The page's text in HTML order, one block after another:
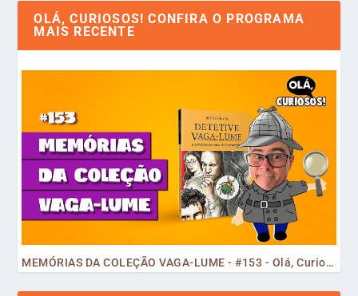
OLÁ, CURIOSOS! CONFIRA O PROGRAMA
MAIS RECENTE
MEMÓRIAS DA COLEÇÃO VAGA-LUME - #153 - Olá, Curiosos! 2023